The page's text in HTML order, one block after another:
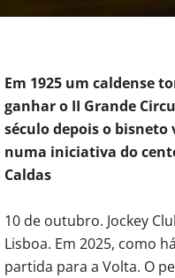
Em 1925 um caldense
ganhar o II Grande
século depois o
numa iniciativa do
Caldas
10 de outubro. Jockey
Lisboa. Em 2025, como
partida para a Volta. O